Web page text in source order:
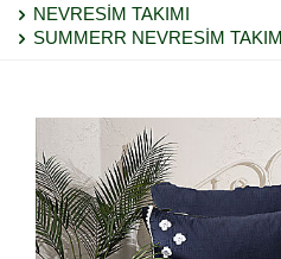
NEVRESİM TAKIMI
SUMMERR NEVRESİM